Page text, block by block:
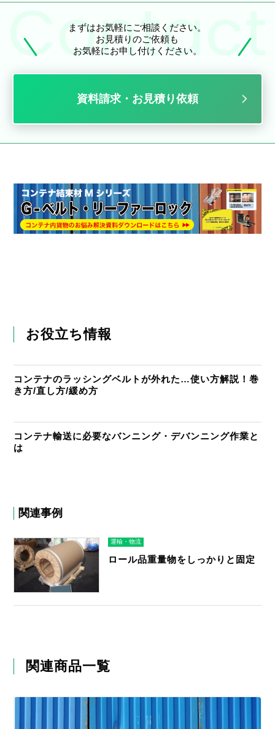
まずはお気軽にご相談ください。
お見積りのご依頼も
お気軽にお申し付けください。
資料請求・お見積り依頼
お役立ち情報
コンテナのラッシングベルトが外れた…使い方解説！巻
き方/直し方/緩め方
コンテナ輸送に必要なバンニング・デバンニング作業と
は
関連事例
運輸・物流
ロール品重量物をしっかりと固定
関連商品一覧